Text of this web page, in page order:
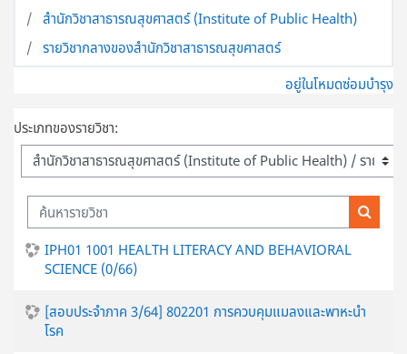
สำนักวิชาสาธารณสุขศาสตร์ (Institute of Public Health)
รายวิชากลางของสำนักวิชาสาธารณสุขศาสตร์
อยู่ในโหมดซ่อมบำรุง
ประเภทของรายวิชา:
ค้นหารายวิชา
ค้นหาร
IPH01 1001 HEALTH LITERACY AND BEHAVIORAL
SCIENCE (0/66)
[สอบประจำภาค 3/64] 802201 การควบคุมแมลงและพาหะนำ
โรค